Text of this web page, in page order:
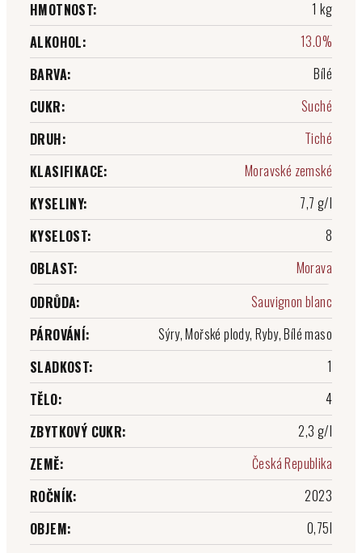
HMOTNOST:
1 kg
ALKOHOL:
13.0%
BARVA:
Bílé
CUKR:
Suché
DRUH:
Tiché
KLASIFIKACE:
Moravské zemské
KYSELINY:
7,7 g/l
KYSELOST:
8
OBLAST:
Morava
ODRŮDA:
Sauvignon blanc
PÁROVÁNÍ:
Sýry, Mořské plody, Ryby, Bílé maso
SLADKOST:
1
TĚLO:
4
ZBYTKOVÝ CUKR:
2,3 g/l
ZEMĚ:
Česká Republika
ROČNÍK:
2023
OBJEM:
0,75l